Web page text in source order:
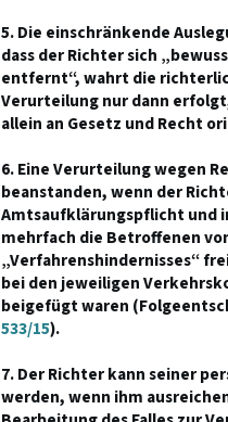
5. Die einschränkende
dass der Richter sich
entfernt“, wahrt die
Verurteilung nur dann
allein an Gesetz und Recht
6. Eine Verurteilung wegen
beanstanden, wenn der
Amtsaufklärungspflicht und
mehrfach die Betroffenen
„Verfahrenshindernisses“
bei den jeweiligen
beigefügt waren
533/15).
7. Der Richter kann seiner
werden, wenn ihm